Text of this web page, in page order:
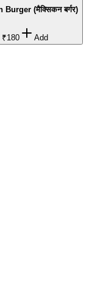
Burger (मैक्सिकन बर्गर)
₹180 Add